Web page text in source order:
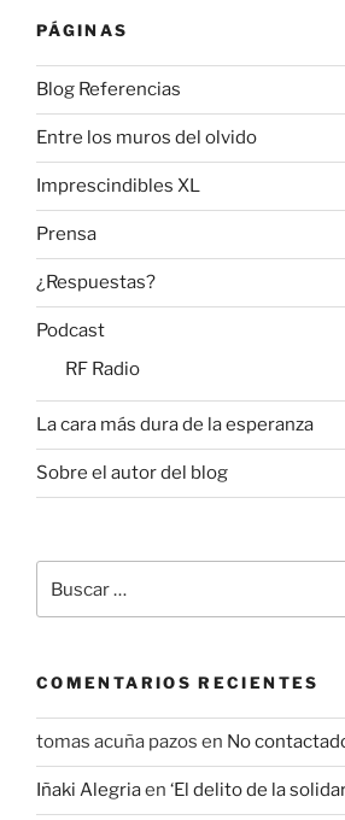
PÁGINAS
Blog Referencias
Entre los muros del olvido
Imprescindibles XL
Prensa
¿Respuestas?
Podcast
RF Radio
La cara más dura de la esperanza
Sobre el autor del blog
por:
COMENTARIOS RECIENTES
tomas acuña pazos en No
Iñaki Alegriaen ‘El delito de la